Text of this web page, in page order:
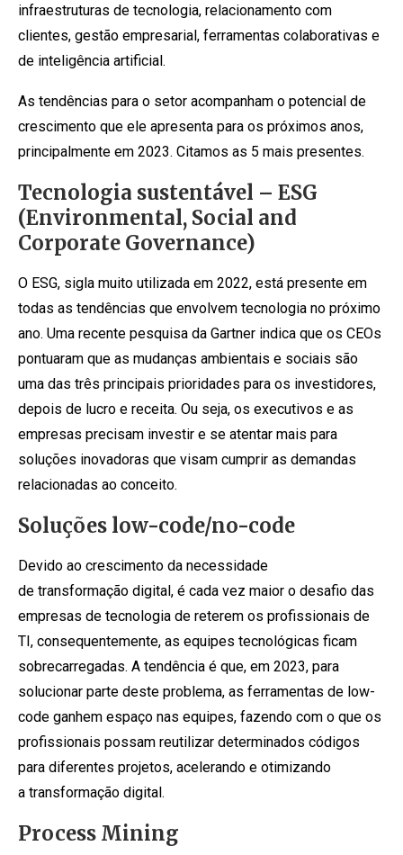
infraestruturas de tecnologia, relacionamento com
clientes, gestão empresarial, ferramentas colaborativas e
de inteligência artificial.
As tendências para o setor acompanham o potencial de
crescimento que ele apresenta para os próximos anos,
principalmente em 2023. Citamos as 5 mais presentes.
Tecnologia sustentável – ESG
(Environmental, Social and
Corporate Governance)
O ESG, sigla muito utilizada em 2022, está presente em
todas as tendências que envolvem tecnologia no próximo
ano. Uma recente pesquisa da Gartner indica que os CEOs
pontuaram que as mudanças ambientais e sociais são
uma das três principais prioridades para os investidores,
depois de lucro e receita. Ou seja, os executivos e as
empresas precisam investir e se atentar mais para
soluções inovadoras que visam cumprir as demandas
relacionadas ao conceito.
Soluções low-code/no-code
Devido ao crescimento da necessidade
de transformação digital, é cada vez maior o desafio das
empresas de tecnologia de reterem os profissionais de
TI, consequentemente, as equipes tecnológicas ficam
sobrecarregadas. A tendência é que, em 2023, para
solucionar parte deste problema, as ferramentas de low-
code ganhem espaço nas equipes, fazendo com o que os
profissionais possam reutilizar determinados códigos
para diferentes projetos, acelerando e otimizando
a transformação digital.
Process Mining